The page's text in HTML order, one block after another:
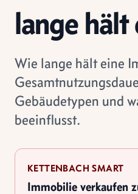
lange hält
Wie lange hält eine
Gebäudetypen und
beeinflusst.
KETTENBACH SMART
Immobilie verkaufen